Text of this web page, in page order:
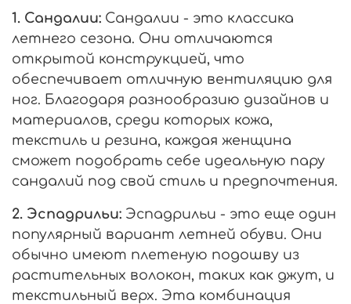
1. Сандалии: Сандалии - это классика
летнего сезона. Они отличаются
открытой конструкцией, что
обеспечивает отличную вентиляцию для
ног. Благодаря разнообразию дизайнов и
материалов, среди которых кожа,
текстиль и резина, каждая женщина
сможет подобрать себе идеальную пару
сандалий под свой стиль и предпочтения.
2. Эспадрильи: Эспадрильи - это еще один
популярный вариант летней обуви. Они
обычно имеют плетеную подошву из
растительных волокон, таких как джут, и
текстильный верх. Эта комбинация